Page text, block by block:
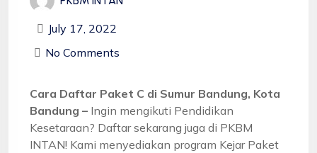
July 17, 2022
No Comments
Cara Daftar Paket C di Sumur Bandung, Kota
Bandung – Ingin mengikuti Pendidikan
Kesetaraan? Daftar sekarang juga di PKBM
INTAN! Kami menyediakan program Kejar Paket